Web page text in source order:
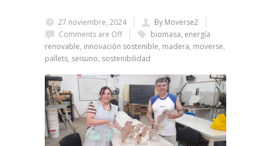
27 noviembre, 2024
By Moverse2
Comments are Off
biomasa, energía
renovable, innovación sostenible, madera, moverse,
pallets, seisuno, sostenibilidad